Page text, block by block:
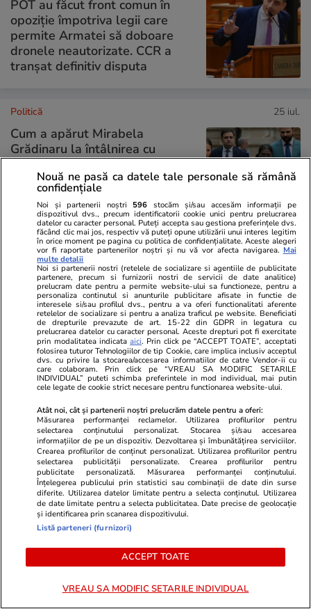
POT au făcut front comun în
opoziție împotriva legii care
permite Armatei să doboare
dronele neautorizate. CCR a
tranșat definitiv disputa
Politică 25 iul.
Cum a apărut Mirabela
Grădinaru la întâlnirea cu
președinta Indiei, Droupadi
Murmu, la Palatul Cotroceni.
Motivul pentru care a ales o
rochie galbenă
PARTENERI
Fanatik.ro
Neluțu Varga se bate pentru
calificare cu un miliardar apropiat
de Vladimir Putin! Omul de
afaceri şi-a anunţat prezenţa în
Gruia
Spotmedia.ro
Cum ne
propriu! Ce-
de știință
ULTIMELE ȘTIRI
Nouă ne pasă ca datele tale personale să rămână
confidențiale
Noi și partenerii noștri 596 stocăm și/sau accesăm informații pe
dispozitivul dvs., precum identificatorii cookie unici pentru prelucrarea
datelor cu caracter personal. Puteți accepta sau gestiona preferințele dvs.
făcând clic mai jos, respectiv vă puteți opune utilizării unui interes legitim
în orice moment pe pagina cu politica de confidențialitate. Aceste alegeri
vor fi raportate partenerilor noștri și nu vă vor afecta navigarea. Mai
multe detalii
Noi si partenerii nostri (retelele de socializare si agentiile de publicitate
partenere, precum si furnizorii nostri de servicii de date analitice)
prelucram date pentru a permite website-ului sa functioneze, pentru a
personaliza continutul si anunturile publicitare afisate in functie de
interesele si/sau profilul dvs., pentru a va oferi functionalitati aferente
retelelor de socializare si pentru a analiza traficul pe website. Beneficiati
de drepturile prevazute de art. 15-22 din GDPR in legatura cu
prelucrarea datelor cu caracter personal. Aceste drepturi pot fi exercitate
prin modalitatea indicataaici. Prin click pe “ACCEPT TOATE”, acceptati
folosirea tuturor Tehnologiilor de tip Cookie, care implica inclusiv acceptul
dvs. cu privire la stocarea/accesarea informatiilor de catre Vendor-ii cu
care colaboram. Prin click pe “VREAU SA MODIFIC SETARILE
INDIVIDUAL” puteti schimba preferintele in mod individual, mai putin
cele legate de cookie strict necesare pentru functionarea website-ului.
Atât noi, cât și partenerii noștri prelucrăm datele pentru a oferi:
Măsurarea performanței reclamelor. Utilizarea profilurilor pentru
selectarea conținutului personalizat. Stocarea și/sau accesarea
informațiilor de pe un dispozitiv. Dezvoltarea și îmbunătățirea serviciilor.
Crearea profilurilor de conținut personalizat. Utilizarea profilurilor pentru
selectarea publicității personalizate. Crearea profilurilor pentru
publicitate personalizată. Măsurarea performanței conținutului.
Înțelegerea publicului prin statistici sau combinații de date din surse
diferite. Utilizarea datelor limitate pentru a selecta conținutul. Utilizarea
de date limitate pentru a selecta publicitatea. Date precise de geolocație
și identificarea prin scanarea dispozitivului.
Listă parteneri (furnizori)
ACCEPT TOATE
VREAU SA MODIFIC SETARILE INDIVIDUAL